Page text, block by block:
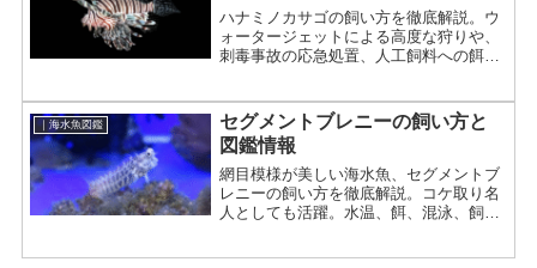
ハナミノカサゴの飼い方を徹底解説。ウ
ォータージェットによる高度な狩りや、
刺毒事故の応急処置、人工飼料への餌付
｜海水魚図鑑
セグメントブレニーの飼い方と
図鑑情報
網目模様が美しい海水魚、セグメントブ
レニーの飼い方を徹底解説。コケ取り名
人としても活躍。水温、餌、混泳、飼育